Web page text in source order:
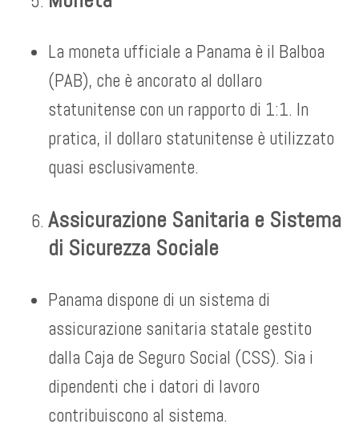
La moneta ufficiale a Panama è il Balboa
(PAB), che è ancorato al dollaro
statunitense con un rapporto di 1:1. In
pratica, il dollaro statunitense è utilizzato
quasi esclusivamente.
Assicurazione Sanitaria e Sistema
di Sicurezza Sociale
Panama dispone di un sistema di
assicurazione sanitaria statale gestito
dalla Caja de Seguro Social (CSS). Sia i
dipendenti che i datori di lavoro
contribuiscono al sistema.